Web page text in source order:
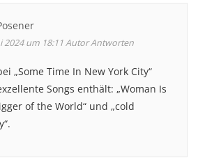
2024 um 18:11AutorAntworten
„Some Time In New York City“
Songs enthält: „Woman Is
of the World“ und „cold